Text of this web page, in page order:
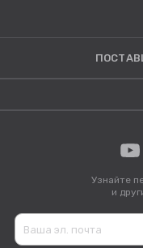
Узнайте
и